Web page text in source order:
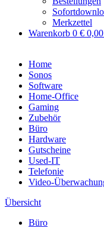
Merkzettel
Warenkorb 0 €
Home
Sonos
Software
Home-Office
Gaming
Zubehör
Büro
Hardware
Gutscheine
Used-IT
Telefonie
Video-
Übersicht
Büro